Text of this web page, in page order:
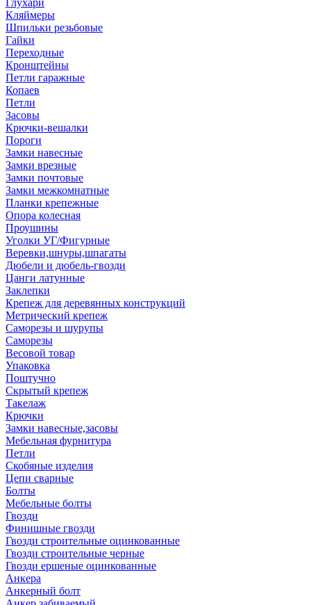
Глухари
Кляймеры
Шпильки резьбовые
Гайки
Переходные
Кронштейны
Петли гаражные
Копаев
Петли
Засовы
Крючки-вешалки
Пороги
Замки навесные
Замки врезные
Замки почтовые
Замки межкомнатные
Планки крепежные
Опора колесная
Проушины
Уголки УГ/Фигурные
Веревки,шнуры,шпагаты
Дюбели и дюбель-гвозди
Цанги латунные
Заклепки
Крепеж для деревянных конструкций
Метрический крепеж
Саморезы и шурупы
Саморезы
Весовой товар
Упаковка
Поштучно
Скрытый крепеж
Такелаж
Крючки
Замки навесные,засовы
Мебельная фурнитура
Петли
Скобяные изделия
Цепи сварные
Болты
Мебельные болты
Гвозди
Финишные гвозди
Гвозди строительные оцинкованные
Гвозди строительные черные
Гвозди ершеные оцинкованные
Анкера
Анкерный болт